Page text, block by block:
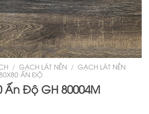
/ GẠCH LÁT NỀN / GẠCH LÁT NỀN
ẤN ĐỘ
Ấn Độ GH 80004M